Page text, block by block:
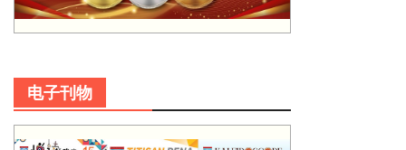
电子刊物